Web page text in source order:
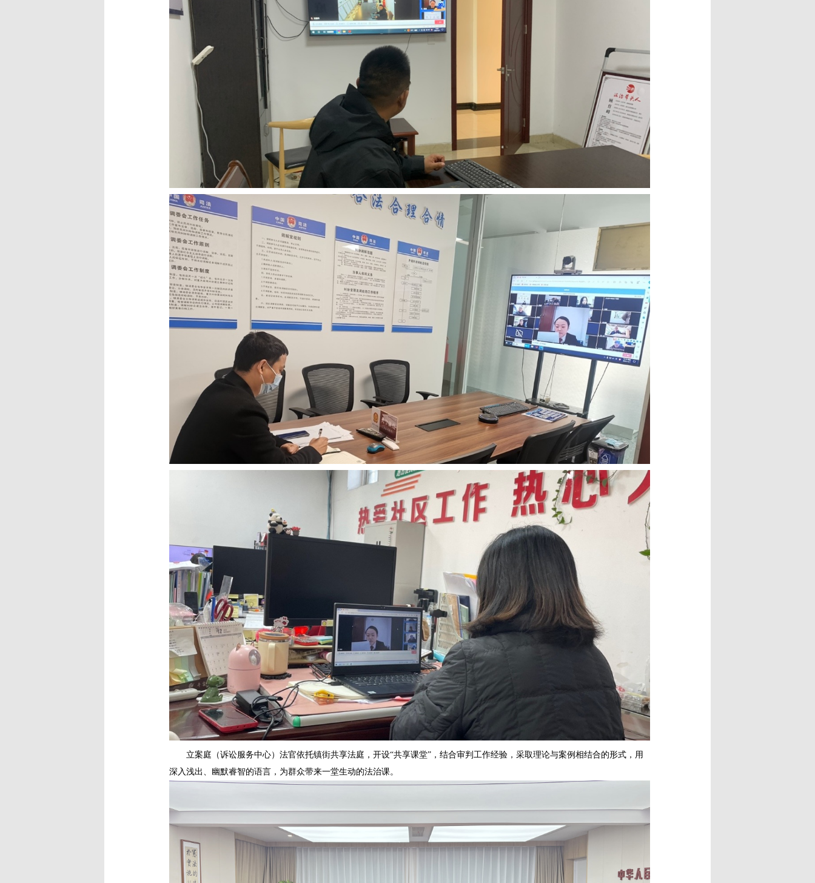
立案庭（诉讼服务中心）法官依托镇街共享法庭，开设“共享课堂”，结合审判工作经验，采取理论与案例相结合的形式，用
深入浅出、幽默睿智的语言，为群众带来一堂生动的法治课。